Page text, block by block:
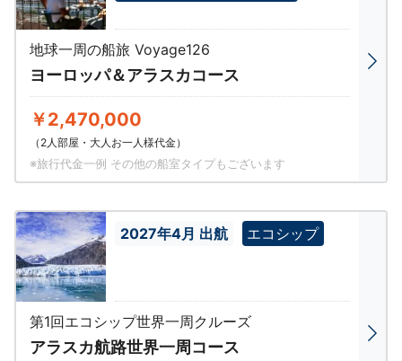
地球一周の船旅 Voyage126
ヨーロッパ＆アラスカコース
￥2,470,000
（2人部屋・大人お一人様代金）
※旅行代金一例 その他の船室タイプもございます
2027年4月 出航 エコシップ
第1回エコシップ世界一周クルーズ
アラスカ航路世界一周コース